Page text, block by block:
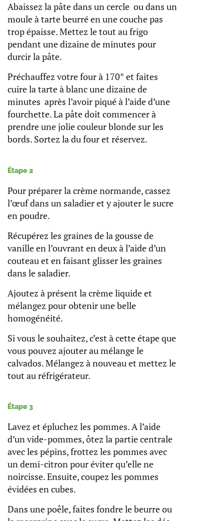
Abaissez la pâte dans un cercle ou dans un
moule à tarte beurré en une couche pas
trop épaisse. Mettez le tout au frigo
pendant une dizaine de minutes pour
durcir la pâte.
Préchauffez votre four à 170° et faites
cuire la tarte à blanc une dizaine de
minutes après l’avoir piqué à l’aide d’une
fourchette. La pâte doit commencer à
prendre une jolie couleur blonde sur les
bords. Sortez la du four et réservez.
Étape 2
Pour préparer la crème normande, cassez
l’œuf dans un saladier et y ajouter le sucre
en poudre.
Récupérez les graines de la gousse de
vanille en l’ouvrant en deux à l’aide d’un
couteau et en faisant glisser les graines
dans le saladier.
Ajoutez à présent la crème liquide et
mélangez pour obtenir une belle
homogénéité.
Si vous le souhaitez, c’est à cette étape que
vous pouvez ajouter au mélange le
calvados. Mélangez à nouveau et mettez le
tout au réfrigérateur.
Étape 3
Lavez et épluchez les pommes. A l’aide
d’un vide-pommes, ôtez la partie centrale
avec les pépins, frottez les pommes avec
un demi-citron pour éviter qu’elle ne
noircisse. Ensuite, coupez les pommes
évidées en cubes.
Dans une poêle, faites fondre le beurre ou